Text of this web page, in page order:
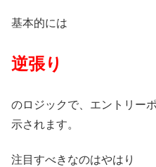
基本的には
逆張り
のロジックで、エントリー
示されます。
注目すべきなのはやはり